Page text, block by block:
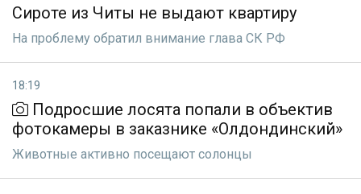
Сироте из Читы не выдают квартиру
На проблему обратил внимание глава СК РФ
18:19
Подросшие лосята попали в объектив
фотокамеры в заказнике «Олдондинский»
Животные активно посещают сoлонцы